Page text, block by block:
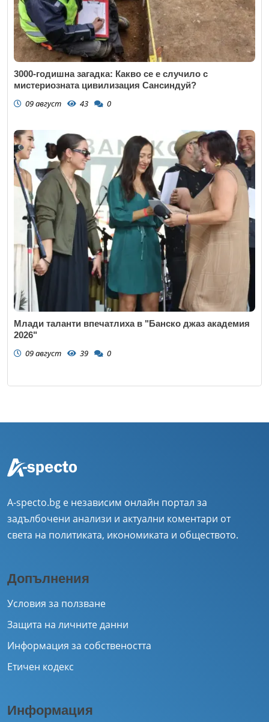
3000-годишна загадка: Какво се е случило с
мистериозната цивилизация Сансиндуй?
09 август 43 0
Млади таланти впечатлиха в "Банско джаз академия
2026"
09 август 39 0
A-specto.bg е независим онлайн портал за
задълбочени анализи и актуални коментари от
света на политиката, икономиката и обществото.
Допълнения
Условия за ползване
Защита на личните данни
Информация за собствеността
Етичен кодекс
Информация